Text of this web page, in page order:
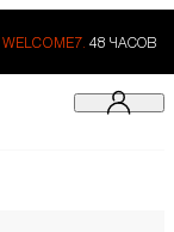
WELCOME7. 48 ЧАСОВ